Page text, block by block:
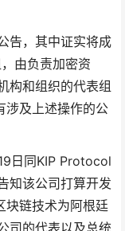
告，其中证实将成
由负责加密资
构和组织的代表组
涉及上述操作的公
日同KIP Protocol
知该公司打算开发
块链技术为阿根廷